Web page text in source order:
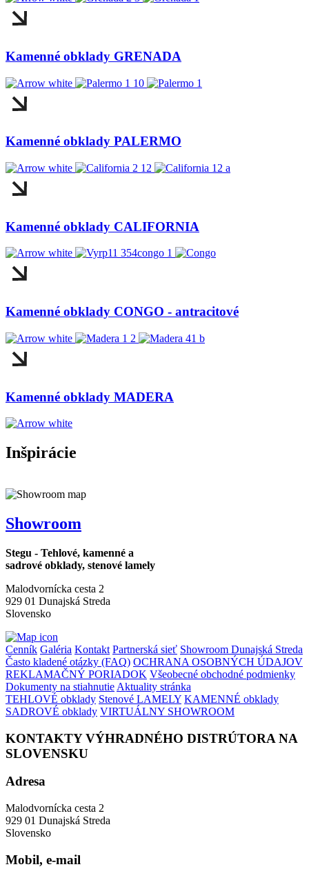
Kamenné obklady GRENADA
Kamenné obklady PALERMO
Kamenné obklady CALIFORNIA
Kamenné obklady CONGO - antracitové
Kamenné obklady MADERA
Inšpirácie
Showroom
Stegu - Tehlové, kamenné a
sadrové obklady, stenové lamely
Malodvornícka cesta 2
929 01 Dunajská Streda
Slovensko
Cenník Galéria Kontakt Partnerská sieť Showroom Dunajská Streda
Často kladené otázky (FAQ) OCHRANA OSOBNÝCH ÚDAJOV
REKLAMAČNÝ PORIADOK Všeobecné obchodné podmienky
Dokumenty na stiahnutie Aktuality stránka
TEHLOVÉ obklady Stenové LAMELY KAMENNÉ obklady
SADROVÉ obklady VIRTUÁLNY SHOWROOM
KONTAKTY VÝHRADNÉHO DISTRÚTORA NA
SLOVENSKU
Adresa
Malodvornícka cesta 2
929 01 Dunajská Streda
Slovensko
Mobil, e-mail